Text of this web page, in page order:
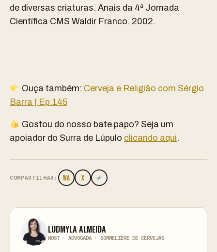
de diversas criaturas. Anais da 4ª Jornada
Científica CMS Waldir Franco. 2002.
Ouça também: Cerveja e Religião com Sérgio
Barra | Ep.145
Gostou do nosso bate papo? Seja um
apoiador do Surra de Lúpulo clicando aqui.
COMPARTILHAR: WA X
LUDMYLA ALMEIDA
HOST · ADVOGADA · SOMMELIÈRE DE CERVEJAS